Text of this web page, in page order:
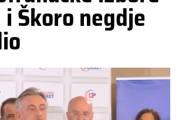
Škoro negdje